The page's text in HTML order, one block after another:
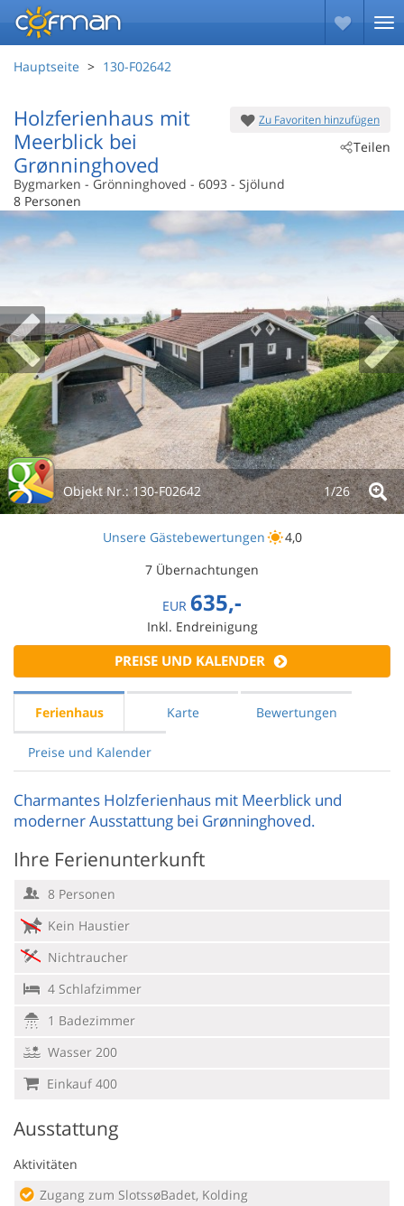
Hauptseite 130-F02642
Zu Favoriten hinzufügen
Teilen
Holzferienhaus mit
Meerblick bei
Grønninghoved
Bygmarken - Grönninghoved - 6093 - Sjölund
8 Personen
Objekt Nr.:130-F02642 1/26
Unsere Gästebewertungen
4,0
7 Übernachtungen
EUR 635,-
Inkl. Endreinigung
PREISE UND KALENDER
Ferienhaus Karte Bewertungen
Preise und Kalender
Charmantes Holzferienhaus mit Meerblick und
moderner Ausstattung bei Grønninghoved.
Ihre Ferienunterkunft
8 Personen
Kein Haustier
Nichtraucher
4 Schlafzimmer
1 Badezimmer
Wasser 200
Einkauf 400
Ausstattung
Aktivitäten
Zugang zum SlotssøBadet, Kolding